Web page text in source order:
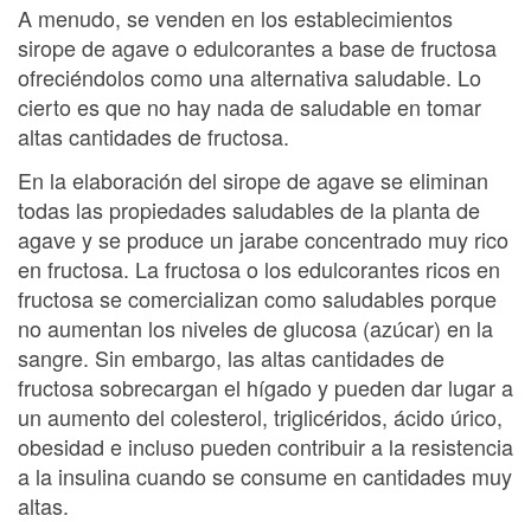
A menudo, se venden en los establecimientos
sirope de agave o edulcorantes a base de fructosa
ofreciéndolos como una alternativa saludable. Lo
cierto es que no hay nada de saludable en tomar
altas cantidades de fructosa.
En la elaboración del sirope de agave se eliminan
todas las propiedades saludables de la planta de
agave y se produce un jarabe concentrado muy rico
en fructosa. La fructosa o los edulcorantes ricos en
fructosa se comercializan como saludables porque
no aumentan los niveles de glucosa (azúcar) en la
sangre. Sin embargo, las altas cantidades de
fructosa sobrecargan el hígado y pueden dar lugar a
un aumento del colesterol, triglicéridos, ácido úrico,
obesidad e incluso pueden contribuir a la resistencia
a la insulina cuando se consume en cantidades muy
altas.